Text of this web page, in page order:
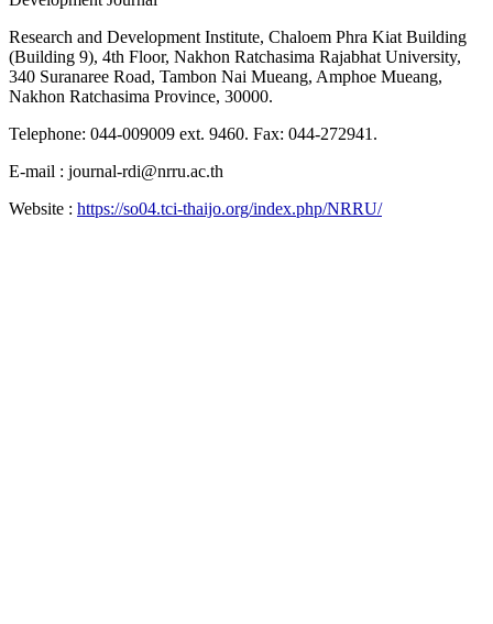
Research and Development Institute, Chaloem Phra Kiat Building
(Building 9), 4th Floor, Nakhon Ratchasima Rajabhat University,
340 Suranaree Road, Tambon Nai Mueang, Amphoe Mueang,
Nakhon Ratchasima Province, 30000.
Telephone: 044-009009 ext. 9460. Fax: 044-272941.
E-mail : journal-rdi@nrru.ac.th
Website : https://so04.tci-thaijo.org/index.php/NRRU/